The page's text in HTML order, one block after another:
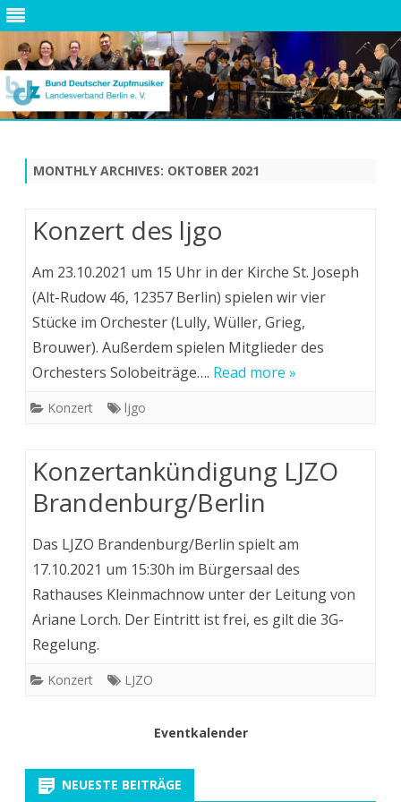
MONTHLY ARCHIVES: OKTOBER 2021
Konzert des ljgo
Am 23.10.2021 um 15 Uhr in der Kirche St. Joseph
(Alt-Rudow 46, 12357 Berlin) spielen wir vier
Stücke im Orchester (Lully, Wüller, Grieg,
Brouwer). Außerdem spielen Mitglieder des
Orchesters Solobeiträge…. Read more »
Konzert ljgo
Konzertankündigung LJZO
Brandenburg/Berlin
Das LJZO Brandenburg/Berlin spielt am
17.10.2021 um 15:30h im Bürgersaal des
Rathauses Kleinmachnow unter der Leitung von
Ariane Lorch. Der Eintritt ist frei, es gilt die 3G-
Regelung.
Konzert LJZO
Eventkalender
NEUESTE BEITRÄGE